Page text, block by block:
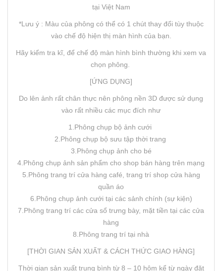
tại Việt Nam
*Lưu ý : Màu của phông có thể có 1 chút thay đổi tùy thuộc
vào chế độ hiện thị màn hình của bạn.
Hãy kiểm tra kĩ, để chế độ màn hình bình thường khi xem va
chọn phông.
[ỨNG DỤNG]
Do lên ảnh rất chân thực nên phông nền 3D được sử dụng
vào rất nhiều các mục đích như
1.Phông chụp bộ ảnh cưới
2.Phông chụp bộ sưu tập thời trang
3.Phông chụp ảnh cho bé
4.Phông chụp ảnh sản phẩm cho shop bán hàng trên mạng
5.Phông trang trí cửa hàng café, trang trí shop cửa hàng
quần áo
6.Phông chụp ảnh cưới tại các sảnh chính (sự kiện)
7.Phông trang trí các cửa sổ trưng bày, mặt tiền tại các cửa
hàng
8.Phông trang trí tại nhà
[THỜI GIAN SẢN XUẤT & CÁCH THỨC GIAO HÀNG]
Thời gian sản xuất trung bình từ 8 – 10 hôm kể từ ngày đặt